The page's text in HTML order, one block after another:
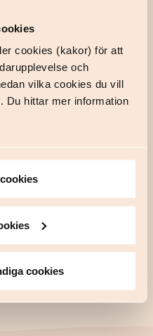
cookies (kakor) för att
och
vilka cookies du vill
Du hittar mer information
cookies
kostar tjänsten 3 000
hos Skandia är tjänsten
se till att säkra din
som hjälper dig hitta rätt
helt kostnadsfritt.
egenföretagare